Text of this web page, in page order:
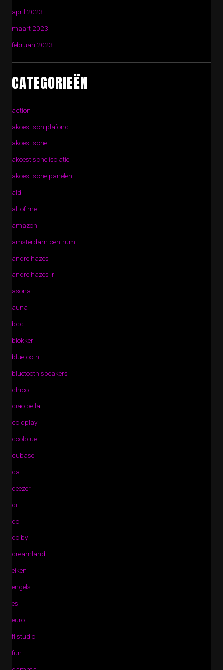
april 2023
maart 2023
februari 2023
CATEGORIEËN
action
akoestisch plafond
akoestische
akoestische isolatie
akoestische panelen
aldi
all of me
amazon
amsterdam centrum
andre hazes
andre hazes jr
asona
auna
bcc
blokker
bluetooth
bluetooth speakers
chico
ciao bella
coldplay
coolblue
cubase
da
deezer
di
do
dolby
dreamland
eiken
engels
es
euro
fl studio
fun